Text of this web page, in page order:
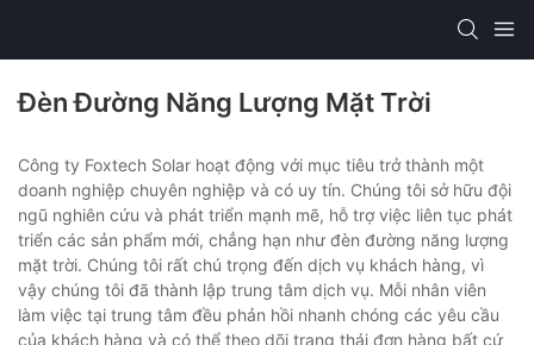
Đèn Đường Năng Lượng Mặt Trời
Công ty Foxtech Solar hoạt động với mục tiêu trở thành một
doanh nghiệp chuyên nghiệp và có uy tín. Chúng tôi sở hữu đội
ngũ nghiên cứu và phát triển mạnh mẽ, hỗ trợ việc liên tục phát
triển các sản phẩm mới, chẳng hạn như đèn đường năng lượng
mặt trời. Chúng tôi rất chú trọng đến dịch vụ khách hàng, vì
vậy chúng tôi đã thành lập trung tâm dịch vụ. Mỗi nhân viên
làm việc tại trung tâm đều phản hồi nhanh chóng các yêu cầu
của khách hàng và có thể theo dõi trạng thái đơn hàng bất cứ